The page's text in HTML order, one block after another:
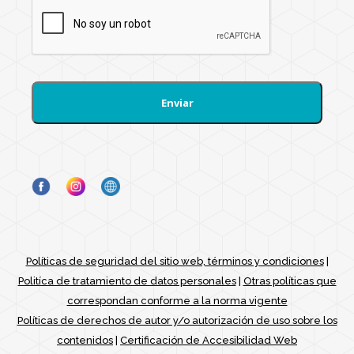
Políticas de seguridad del sitio web, términos y condiciones|
Politíca de tratamiento de datos personales| Otras políticas que
correspondan conforme a la norma vigente
Políticas de derechos de autor y/o autorización de uso sobre los
contenidos Certificación de Accesibilidad Web